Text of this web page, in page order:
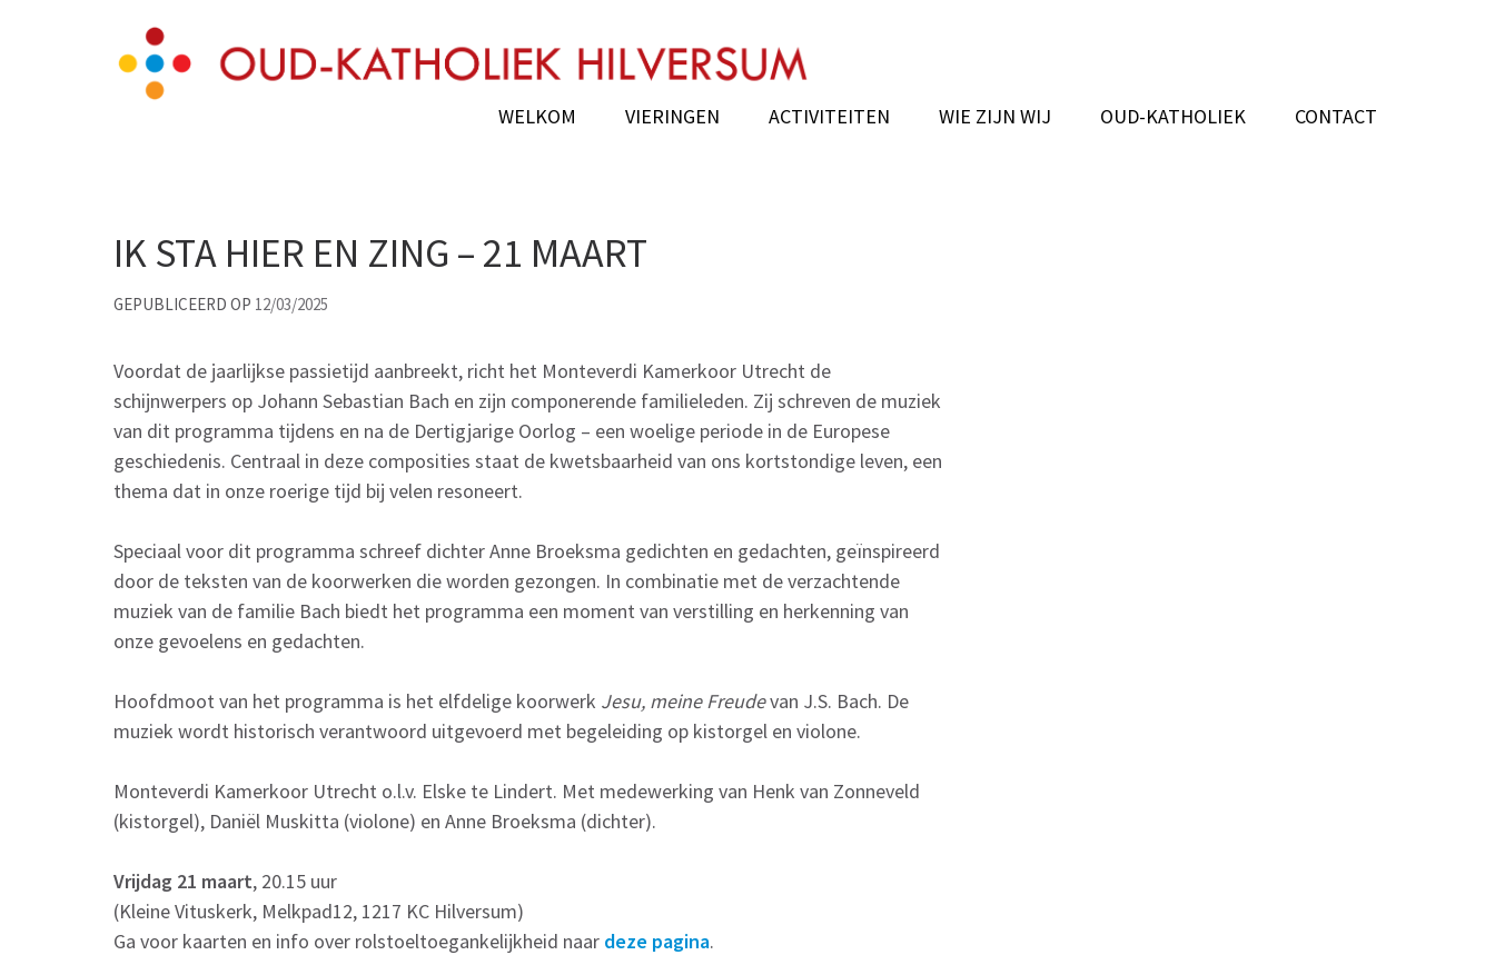
Oud-katholiek Hilversum
WELKOM VIERINGEN ACTIVITEITEN WIE ZIJN WIJ OUD-KATHOLIEK CONTACT
IK STA HIER EN ZING – 21 MAART
GEPUBLICEERD OP 12/03/2025
Voordat de jaarlijkse passietijd aanbreekt, richt het Monteverdi Kamerkoor Utrecht de
schijnwerpers op Johann Sebastian Bach en zijn componerende familieleden. Zij schreven de muziek
van dit programma tijdens en na de Dertigjarige Oorlog – een woelige periode in de Europese
geschiedenis. Centraal in deze composities staat de kwetsbaarheid van ons kortstondige leven, een
thema dat in onze roerige tijd bij velen resoneert.
Speciaal voor dit programma schreef dichter Anne Broeksma gedichten en gedachten, geïnspireerd
door de teksten van de koorwerken die worden gezongen. In combinatie met de verzachtende
muziek van de familie Bach biedt het programma een moment van verstilling en herkenning van
onze gevoelens en gedachten.
Hoofdmoot van het programma is het elfdelige koorwerk Jesu, meine Freudevan J.S. Bach. De
muziek wordt historisch verantwoord uitgevoerd met begeleiding op kistorgel en violone.
Monteverdi Kamerkoor Utrecht o.l.v. Elske te Lindert. Met medewerking van Henk van Zonneveld
(kistorgel), Daniël Muskitta (violone) en Anne Broeksma (dichter).
Vrijdag 21 maart, 20.15 uur
(Kleine Vituskerk, Melkpad12, 1217 KC Hilversum)
Ga voor kaarten en info over rolstoeltoegankelijkheid naar deze pagina.